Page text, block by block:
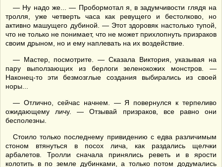
— Ну надо же... — Пробормотал я, в задумчивости глядя на
тролля, уже четверть часа как ревущего и бестолково, но
активно машущего дубиной. — Этот здоровяк настолько тупой,
что не только не понимает, что не может прихлопнуть призраков
своим дрыном, но и ему наплевать на их воздействие.
— Мастер, посмотрите. — Сказала Виктория, указывая на
пару выползающих из берлоги зеленокожих монстров. —
Наконец-то эти безмозглые создания выбирались из своей
норы...
— Отлично, сейчас начнем. — Я повернулся к терпеливо
ожидающему личу. — Отзывай призраков, все равно они
бесполезны.
Стоило только последнему привидению с едва различимым
стоном втянуться в посох лича, как раздались щелчки
арбалетов. Тролли сначала принялись реветь и в ярости
колотить в по земле дубинками, а только потом додумались